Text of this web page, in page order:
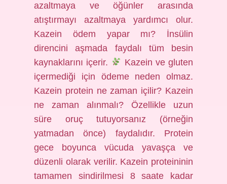
azaltmaya ve öğünler arasında
atıştırmayı azaltmaya yardımcı olur.
Kazein ödem yapar mı? İnsülin
direncini aşmada faydalı tüm besin
kaynaklarını içerir.
Kazein ve gluten
içermediği için ödeme neden olmaz.
Kazein protein ne zaman içilir? Kazein
ne zaman alınmalı? Özellikle uzun
süre oruç tutuyorsanız (örneğin
yatmadan önce) faydalıdır. Protein
gece boyunca vücuda yavaşça ve
düzenli olarak verilir. Kazein proteininin
tamamen sindirilmesi 8 saate kadar